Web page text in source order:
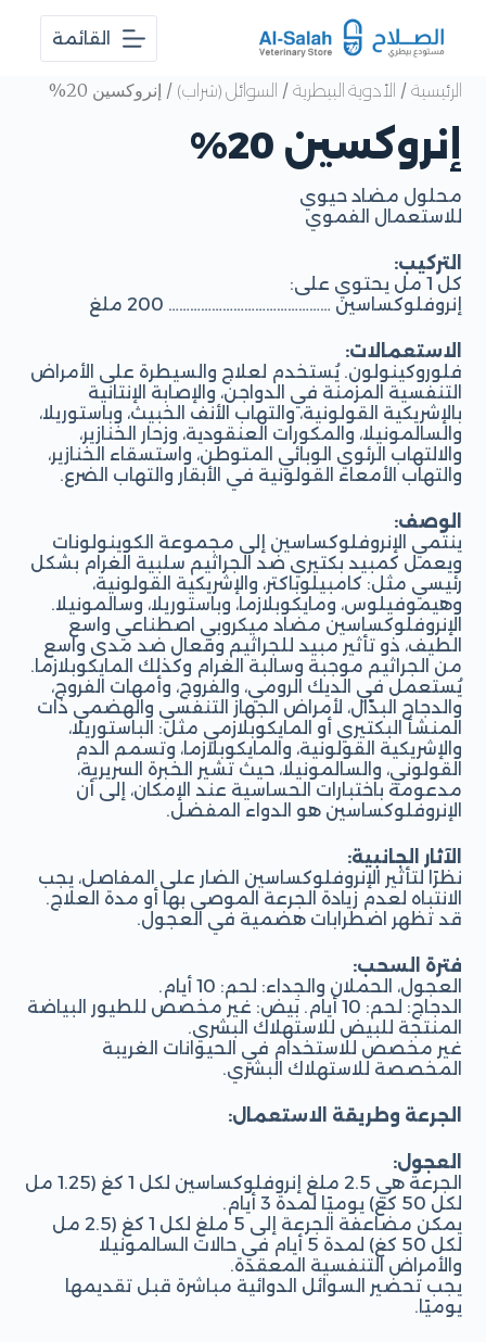
القائمة
الرئيسية / الأدوية البيطرية / السوائل (شراب) / إنروكسين 20%
إنروكسين 20%
محلول مضاد حيوي
للاستعمال الفموي
التركيب:
كل 1 مل يحتوي على:
إنروفلوكساسين ……………………………………… 200 ملغ
الاستعمالات:
فلوروكينولون. يُستخدم لعلاج والسيطرة على الأمراض
التنفسية المزمنة في الدواجن، والإصابة الإنتانية
بالإشريكية القولونية، والتهاب الأنف الخبيث، وباستوريلا،
والسالمونيلا، والمكورات العنقودية، وزحار الخنازير،
والالتهاب الرئوي الوبائي المتوطن، واستسقاء الخنازير،
والتهاب الأمعاء القولونية في الأبقار والتهاب الضرع.
الوصف:
ينتمي الإنروفلوكساسين إلى مجموعة الكوينولونات
ويعمل كمبيد بكتيري ضد الجراثيم سلبية الغرام بشكل
رئيسي مثل: كامبيلوباكتر، والإشريكية القولونية،
وهيموفيلوس، ومايكوبلازما، وباستوريلا، وسالمونيلا.
الإنروفلوكساسين مضاد ميكروبي اصطناعي واسع
الطيف، ذو تأثير مبيد للجراثيم وفعال ضد مدى واسع
من الجراثيم موجبة وسالبة الغرام وكذلك المايكوبلازما.
يُستعمل في الديك الرومي، والفروج، وأمهات الفروج،
والدجاج البدّال، لأمراض الجهاز التنفسي والهضمي ذات
المنشأ البكتيري أو المايكوبلازمي مثل: الباستوريلا،
والإشريكية القولونية، والمايكوبلازما، وتسمم الدم
القولوني، والسالمونيلا، حيث تشير الخبرة السريرية،
مدعومة باختبارات الحساسية عند الإمكان، إلى أن
الإنروفلوكساسين هو الدواء المفضل.
الآثار الجانبية:
نظرًا لتأثير الإنروفلوكساسين الضار على المفاصل، يجب
الانتباه لعدم زيادة الجرعة الموصى بها أو مدة العلاج.
قد تظهر اضطرابات هضمية في العجول.
فترة السحب:
العجول، الحملان والجِداء: لحم: 10 أيام.
الدجاج: لحم: 10 أيام. بيض: غير مخصص للطيور البياضة
المنتجة للبيض للاستهلاك البشري.
غير مخصص للاستخدام في الحيوانات الغريبة
المخصصة للاستهلاك البشري.
الجرعة وطريقة الاستعمال:
العجول:
الجرعة هي 2.5 ملغ إنروفلوكساسين لكل 1 كغ (1.25 مل
لكل 50 كغ) يوميًا لمدة 3 أيام.
يمكن مضاعفة الجرعة إلى 5 ملغ لكل 1 كغ (2.5 مل
لكل 50 كغ) لمدة 5 أيام في حالات السالمونيلا
والأمراض التنفسية المعقدة.
يجب تحضير السوائل الدوائية مباشرة قبل تقديمها
يوميًا.